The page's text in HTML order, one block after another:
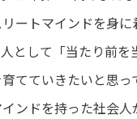
ートマインドを身に
として「当たり前を
てていきたいと思っ
ンドを持った社会人